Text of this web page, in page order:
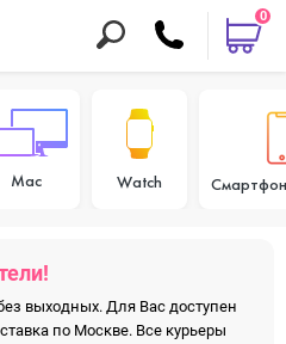
0
Mac Watch
выходных. Для Вас доступен
по Москве. Все курьеры